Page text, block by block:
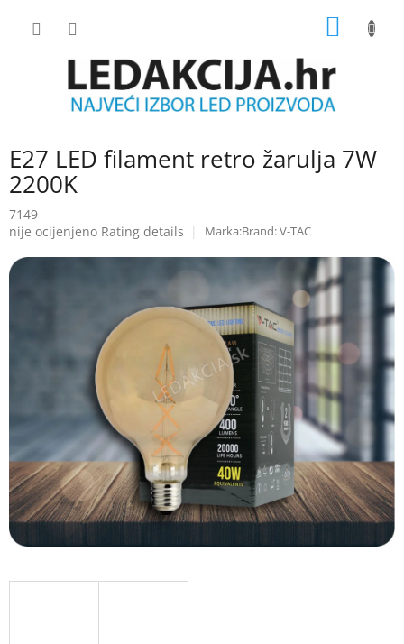
E27 LED filament retro žarulja 7W
2200K
7149
The
product
nije ocijenjeno Rating details Brand:V-TAC